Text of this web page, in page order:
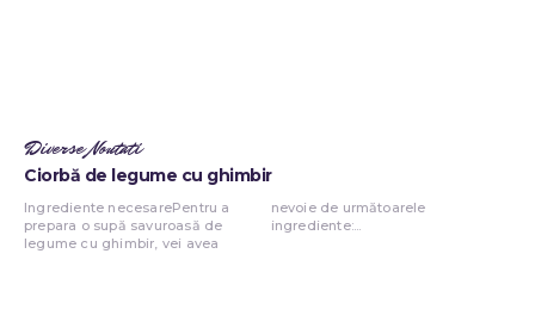
Diverse Noutati
Ciorbă de legume cu ghimbir
Ingrediente necesarePentru a
prepara o supă savuroasă de
legume cu ghimbir, vei avea
nevoie de următoarele
ingrediente:...